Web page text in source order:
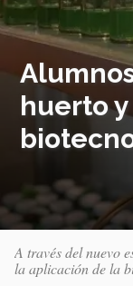
huerto
A través del nuevo
la aplicación de la